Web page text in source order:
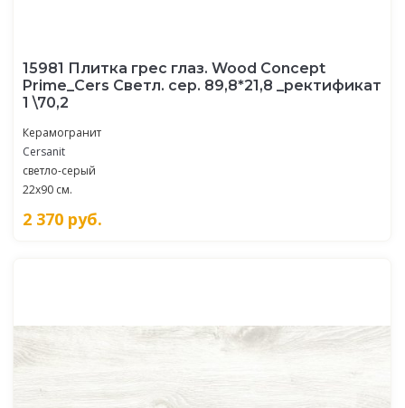
15981 Плитка грес глаз. Wood Concept
Prime_Cers Светл. сер. 89,8*21,8 _ректификат
1 \70,2
Керамогранит
Cersanit
светло-серый
22x90 см.
2 370 руб.